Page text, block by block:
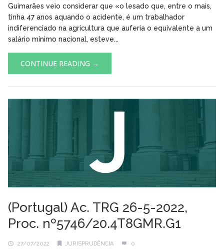
Guimarães veio considerar que «o lesado que, entre o mais,
tinha 47 anos aquando o acidente, é um trabalhador
indiferenciado na agricultura que auferia o equivalente a um
salário mínimo nacional, esteve...
CONTINUE READING →
(Portugal) Ac. TRG 26-5-2022,
Proc. nº5746/20.4T8GMR.G1
27/07/2022 JURISPRUDÊNCIA 0